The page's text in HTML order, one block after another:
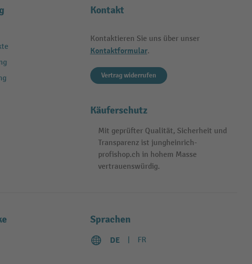
Kontakt
Kontaktieren Sie uns über unser
Kontaktformular.
Vertrag widerrufen
Käuferschutz
Mit geprüfter Qualität, Sicherheit und
Transparenz ist jungheinrich-
profishop.ch in hohem Masse
vertrauenswürdig.
Sprachen
DE FR